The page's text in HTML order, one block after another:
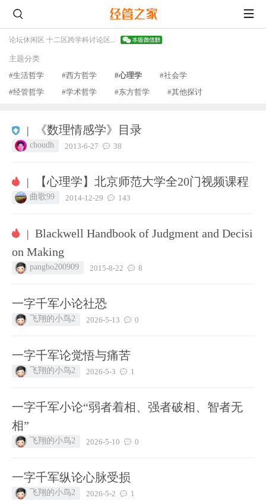
论坛休闲区 十二区跨学科讨论区
主题分类
#生活哲学
#西方哲学 #心理学
#社会学
#经管哲学
#学术哲学 #东方哲学 #其他探讨
| 《数理情感学》目录
choudh 2013-6-27 38
| 【心理学】北京师范大学全20门视频课程
曲歌99 2014-12-29 143
| Blackwell Handbook of Judgment and Decisi
on Making
pangbo200909 2015-8-22 8
一字千军小论社恐
飞翔的小鸟2 2026-5-13 0
一字千军论觉悟与痛苦
飞翔的小鸟2 2026-5-3 1
一字千军小论“弱者着相、强者破相、智者无
相”
飞翔的小鸟2 2026-5-10 0
一字千军纵论心脉受损
飞翔的小鸟2 2026-5-2 1